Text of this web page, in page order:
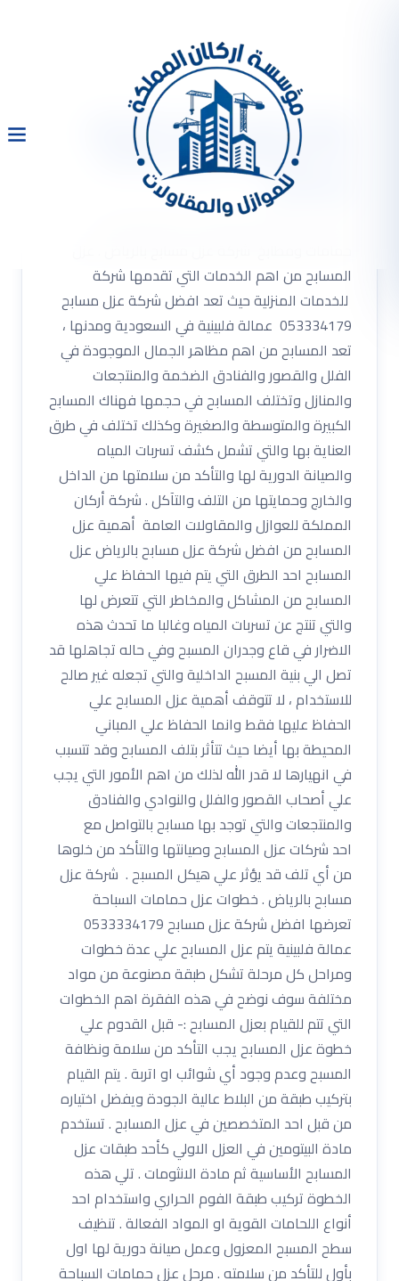
شركة عزل مسابح بالرياض
0533334179 عزل حمامات
ومطابخ
المسابح من اهم الخدمات التي تقدمها شركة
للخدمات المنزلية حيث تعد افضل شركة عزل مسابح
053334179 عمالة فلبينية في السعودية ومدنها ،
تعد المسابح من اهم مظاهر الجمال الموجودة في
الفلل والقصور والفنادق الضخمة والمنتجعات
والمنازل وتختلف المسابح في حجمها فهناك المسابح
الكبيرة والمتوسطة والصغيرة وكذلك تختلف في طرق
العناية بها والتي تشمل كشف تسربات المياه
والصيانة الدورية لها والتأكد من سلامتها من الداخل
والخارج وحمايتها من التلف والتآكل . شركة أركان
المملكة للعوازل والمقاولات العامة أهمية عزل
المسابح من افضل شركة عزل مسابح بالرياض عزل
المسابح احد الطرق التي يتم فيها الحفاظ علي
المسابح من المشاكل والمخاطر التي تتعرض لها
والتي تنتج عن تسربات المياه وغالبا ما تحدث هذه
الاضرار في قاع وجدران المسبح وفي حاله تجاهلها قد
تصل الي بنية المسبح الداخلية والتي تجعله غير صالح
للاستخدام ، لا تتوقف أهمية عزل المسابح علي
الحفاظ عليها فقط وانما الحفاظ علي المباني
المحيطة بها أيضا حيث تتأثر بتلف المسابح وقد تتسبب
في انهيارها لا قدر الله لذلك من اهم الأمور التي يجب
علي أصحاب القصور والفلل والنوادي والفنادق
والمنتجعات والتي توجد بها مسابح بالتواصل مع
احد شركات عزل المسابح وصيانتها والتأكد من خلوها
من أي تلف قد يؤثر علي هيكل المسبح . شركة عزل
مسابح بالرياض . خطوات عزل حمامات السباحة
تعرضها افضل شركة عزل مسابح 0533334179
عمالة فلبينية يتم عزل المسابح علي عدة خطوات
ومراحل كل مرحلة تشكل طبقة مصنوعة من مواد
مختلفة سوف نوضح في هذه الفقرة اهم الخطوات
التي تتم للقيام بعزل المسابح :- قبل القدوم علي
خطوة عزل المسابح يجب التأكد من سلامة ونظافة
المسبح وعدم وجود أي شوائب او اتربة . يتم القيام
بتركيب طبقة من البلاط عالية الجودة ويفضل اختياره
من قبل احد المتخصصين في عزل المسابح . تستخدم
مادة البيتومين في العزل الاولي كأحد طبقات عزل
المسابح الأساسية ثم مادة الانثومات . تلي هذه
الخطوة تركيب طبقة الفوم الحراري واستخدام احد
أنواع اللحامات القوية او المواد الفعالة . تنظيف
سطح المسبح المعزول وعمل صيانة دورية لها اول
بأول للتأكد من سلامته . مرحل عزل حمامات السباحة